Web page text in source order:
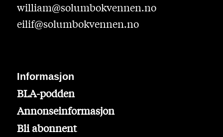
william@solumbokvennen.no
eilif@solumbokvennen.no
Informasjon
BLA-podden
Annonseinformasjon
Bli abonnent